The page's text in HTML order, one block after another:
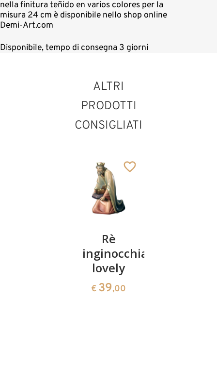
nella finitura teñido en varios colores per la
misura 24 cm è disponibile nello shop online
Demi-Art.com
Disponibile, tempo di consegna 3 giorni
ALTRI
PRODOTTI
CONSIGLIATI
Rè
inginocchiato
lovely
€ 39,00